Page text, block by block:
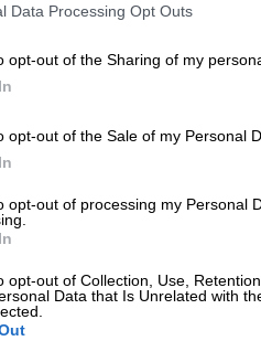
Data Processing Opt Outs
opt-out of the Sharing of my
opt-out of the Sale of my Personal
opt-out of processing my Personal
opt-out of Collection, Use,
Data that Is Unrelated with
από τηνΟλομέλεια
για την
Φάληρο